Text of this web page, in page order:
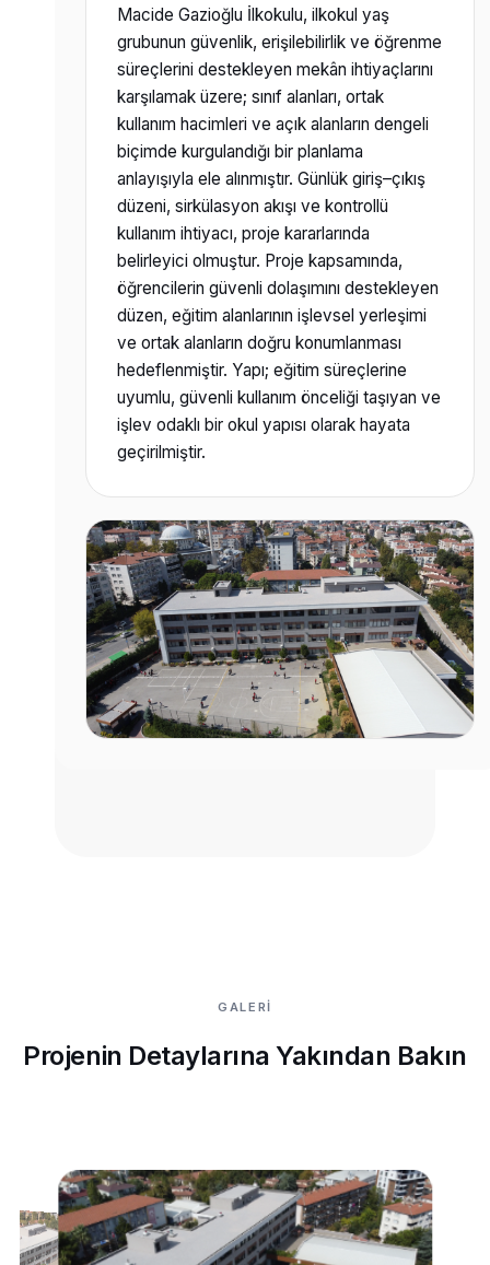
Macide Gazioğlu İlkokulu, ilkokul yaş
grubunun güvenlik, erişilebilirlik ve öğrenme
süreçlerini destekleyen mekân ihtiyaçlarını
karşılamak üzere; sınıf alanları, ortak
kullanım hacimleri ve açık alanların dengeli
biçimde kurgulandığı bir planlama
anlayışıyla ele alınmıştır. Günlük giriş–çıkış
düzeni, sirkülasyon akışı ve kontrollü
kullanım ihtiyacı, proje kararlarında
belirleyici olmuştur. Proje kapsamında,
öğrencilerin güvenli dolaşımını destekleyen
düzen, eğitim alanlarının işlevsel yerleşimi
ve ortak alanların doğru konumlanması
hedeflenmiştir. Yapı; eğitim süreçlerine
uyumlu, güvenli kullanım önceliği taşıyan ve
işlev odaklı bir okul yapısı olarak hayata
geçirilmiştir.
GALERİ
Projenin Detaylarına Yakından Bakın